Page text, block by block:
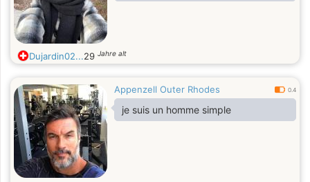
Dujardin02...29 Jahre alt
Appenzell Outer Rhodes 0.4
je suis un homme simple